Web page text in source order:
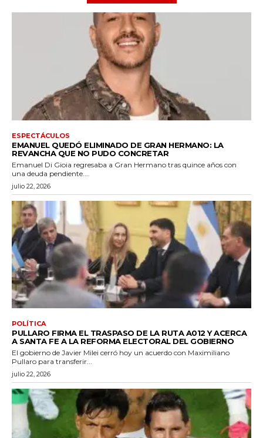
ESPECTÁCULOS
EMANUEL QUEDÓ ELIMINADO DE GRAN HERMANO: LA
REVANCHA QUE NO PUDO CONCRETAR
Emanuel Di Gioia regresaba a Gran Hermano tras quince años con
una deuda pendiente....
julio 22, 2026
POLÍTICA
PULLARO FIRMA EL TRASPASO DE LA RUTA A012 Y ACERCA
A SANTA FE A LA REFORMA ELECTORAL DEL GOBIERNO
El gobierno de Javier Milei cerró hoy un acuerdo con Maximiliano
Pullaro para transferir...
julio 22, 2026